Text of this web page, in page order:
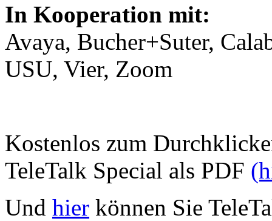
In Kooperation mit:
Avaya, Bucher+Suter,
USU, Vier, Zoom
Kostenlos zum
TeleTalk Special als PDF
Und hier können Sie